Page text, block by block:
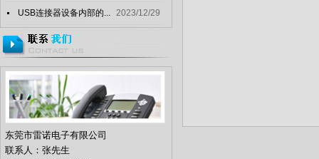
2023/12/29
USB连接器设备内部的...
东莞市雷诺电子有限公司
联系人：张先生